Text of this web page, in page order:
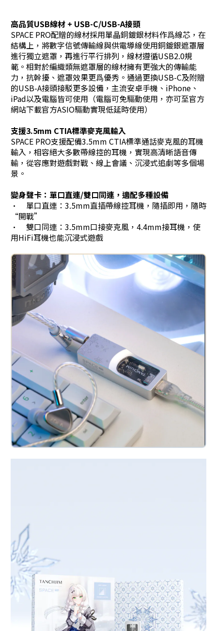
高品質USB線材 + USB-C/USB-A接頭
SPACE PRO配贈的線材採用單晶銅鍍銀材料作爲線芯，在
結構上，將數字信號傳輸線與供電導線使用銅鍍銀遮罩層
進行獨立遮罩，再進行平行排列，線材遵循USB2.0規
範。相對於編織類無遮罩層的線材擁有更強大的傳輸能
力，抗幹擾、遮罩效果更爲優秀。通過更換USB-C及附贈
的USB-A接頭接駁更多設備，主流安卓手機、iPhone、
iPad以及電腦皆可使用（電腦可免驅動使用，亦可至官方
網站下載官方ASIO驅動實現低延時使用）
支援3.5mm CTIA標準麥克風輸入
SPACE PRO支援配備3.5mm CTIA標準通話麥克風的耳機
輸入，相容絕大多數帶線控的耳機，實現高清晰語音傳
輸，從容應對遊戲對戰、線上會議、沉浸式追劇等多個場
景。
變身聲卡：單口直連/雙口同連，適配多種設備
•
單口直連：3.5mm直插帶線控耳機，隨插即用，隨時
“開戰”
•
雙口同連：3.5mm口接麥克風，4.4mm接耳機，使
用HiFi耳機也能沉浸式遊戲